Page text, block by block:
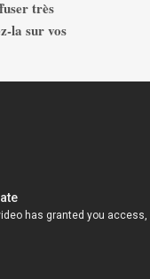
très
la sur vos